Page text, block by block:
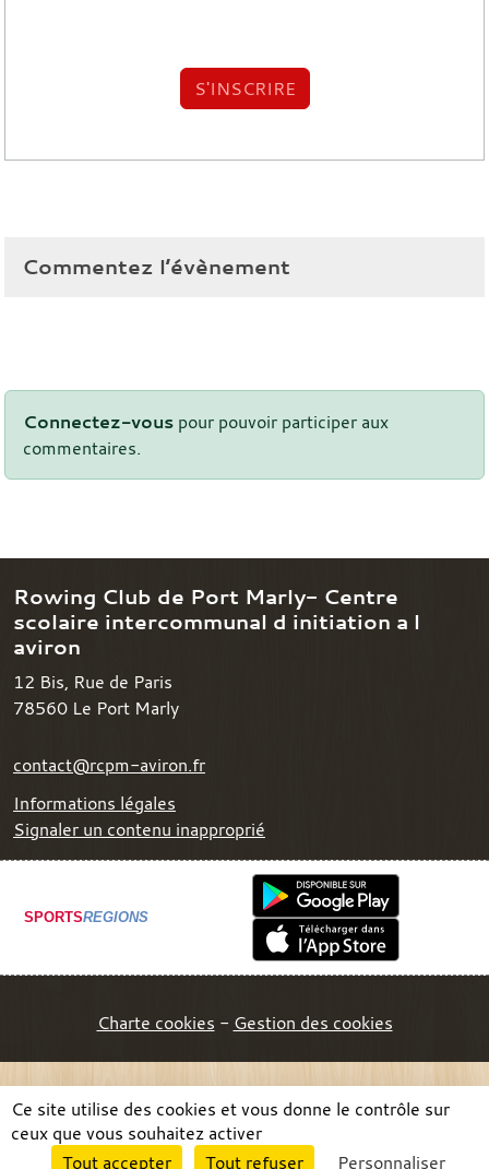
Commentez l’évènement
Connectez-vous pour pouvoir participer aux
commentaires.
Rowing Club de Port Marly- Centre
scolaire intercommunal d initiation a l
aviron
12 Bis, Rue de Paris
78560 Le Port Marly
contact@rcpm-aviron.fr
Informations légales
Signaler un contenu inapproprié
SPORTSREGIONS
Charte cookies Gestion des cookies
Envie de participer ? Connexion
Ce site utilise des cookies et vous donne le contrôle sur
ceux que vous souhaitez activer
Tout accepter
Tout refuser Personnaliser